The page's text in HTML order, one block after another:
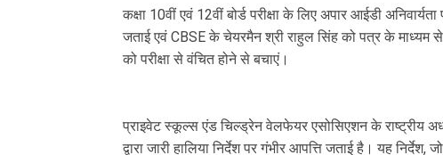
कक्षा 10वीं एवं 12वीं बोर्ड परीक्षा के लिए अपार आईडी
जताई एवं CBSE के चेयरमैन श्री राहुल सिंह को पत्र के माध्यम
को परीक्षा से वंचित होने से बचाएं।
प्राइवेट स्कूल्स एंड चिल्ड्रेन वेलफेयर एसोसिएशन के राष्ट्रीय
द्वारा जारी हालिया निर्देश पर गंभीर आपत्ति जताई है। यह निर्देश,